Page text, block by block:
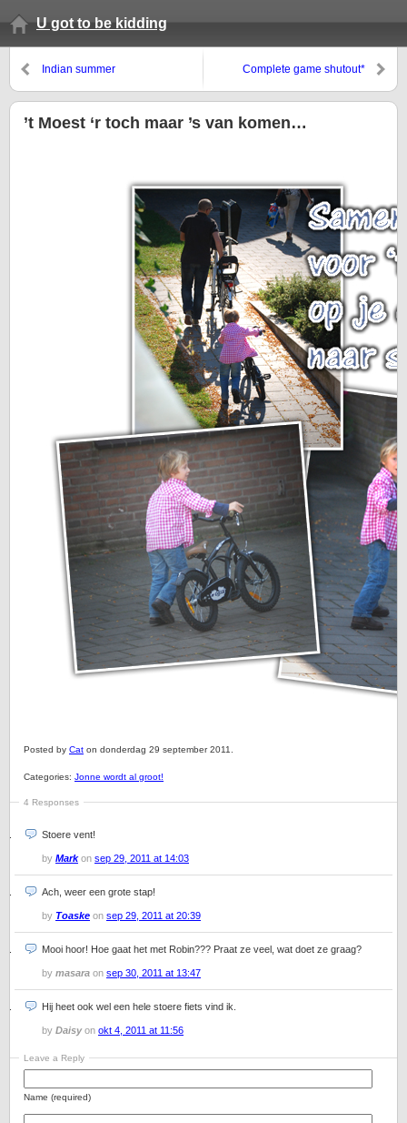
U got to be kidding
Indian summer Complete game shutout*
’t Moest ‘r toch maar ’s van komen…
Posted by Cat on donderdag 29 september 2011.
Categories: Jonne wordt al groot!
4 Responses
Stoere vent!
by Markon sep 29, 2011 at 14:03
Ach, weer een grote stap!
by Toaske on sep 29, 2011 at 20:39
Mooi hoor! Hoe gaat het met Robin??? Praat ze veel, wat doet ze graag?
by masara on sep 30, 2011 at 13:47
Hij heet ook wel een hele stoere fiets vind ik.
by Daisyon okt 4, 2011 at 11:56
Leave a Reply
Name (required)